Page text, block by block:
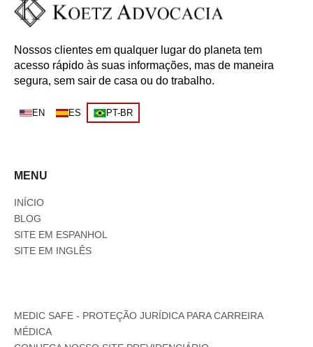
Nossos clientes em qualquer lugar do planeta tem
acesso rápido às suas informações, mas de maneira
segura, sem sair de casa ou do trabalho.
EN ES PT-BR
MENU
INÍCIO
BLOG
SITE EM ESPANHOL
SITE EM INGLÊS
MEDIC SAFE - PROTEÇÃO JURÍDICA PARA CARREIRA
MÉDICA